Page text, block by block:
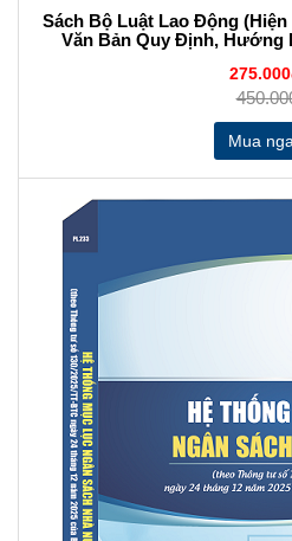
Sách Bộ Luật Lao Động (Hiện
Văn Bản Quy Định, Hướng